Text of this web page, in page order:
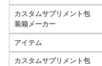
カスタムサプリメント包
装箱メーカー
アイテム
カスタムサプリメント包